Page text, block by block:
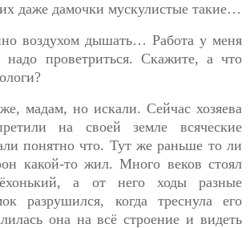
даже дамочки мускулистые такие…
воздухом дышать… Работа у меня
проветриться. Скажите, а что
мадам, но искали. Сейчас хозяева
на своей земле всяческие
понятно что. Тут же раньше то ли
какой-то жил. Много веков стоял
а от него ходы разные
разрушился, когда треснула его
она на всё строение и видеть